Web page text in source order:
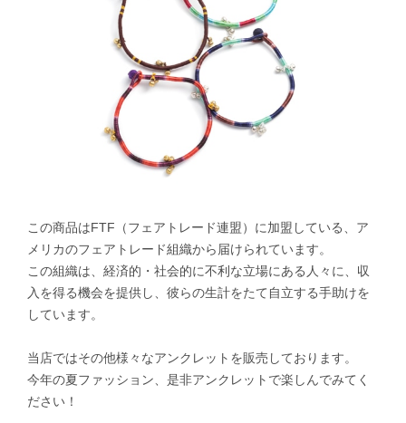
この商品はFTF（フェアトレード連盟）に加盟している、ア
メリカのフェアトレード組織から届けられています。
この組織は、経済的・社会的に不利な立場にある人々に、収
入を得る機会を提供し、彼らの生計をたて自立する手助けを
しています。
当店ではその他様々なアンクレットを販売しております。
今年の夏ファッション、是非アンクレットで楽しんでみてく
ださい！